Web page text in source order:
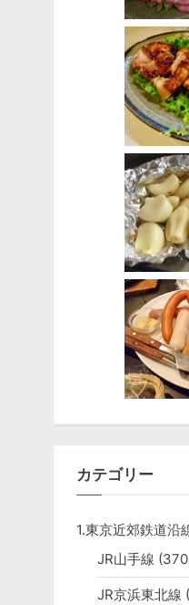
カテゴリー
1.東京近郊鉄道沿
JR山手線
JR京浜東北線